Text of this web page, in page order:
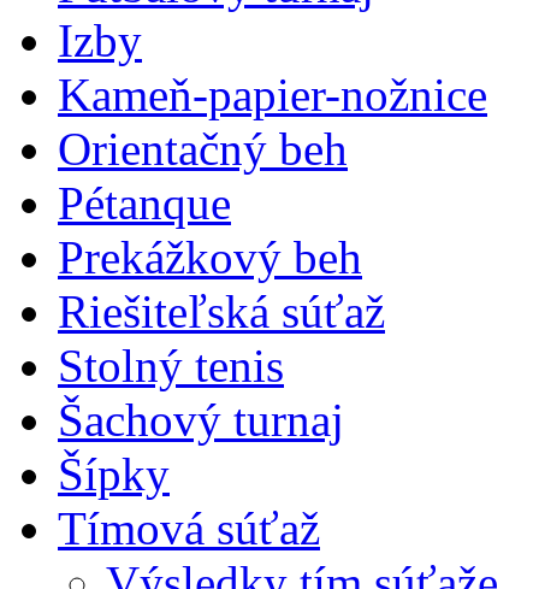
Izby
Kameň-papier-nožnice
Orientačný beh
Pétanque
Prekážkový beh
Riešiteľská súťaž
Stolný tenis
Šachový turnaj
Šípky
Tímová súťaž